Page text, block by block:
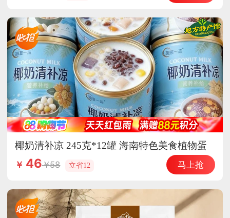
椰奶清补凉 245克*12罐 海南特色美食植物蛋
白饮料
￥ 46 58 立省12 马上抢